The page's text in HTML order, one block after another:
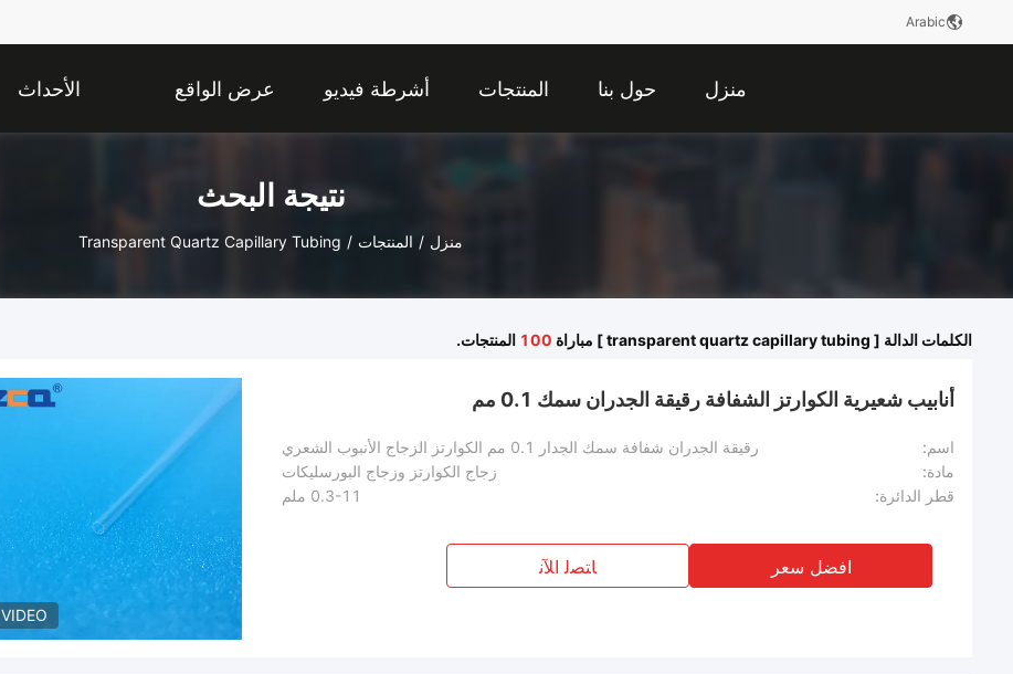
Arabic
منزل حول بنا المنتجات أشرطة فيديو عرض الواقع
الافتراضي
الأحداث
نتيجة البحث
منزل / المنتجات /
Transparent Quartz Capillary Tubing
الكلمات الدالة [ transparent quartz capillary tubing ] مباراة 100 المنتجات.
VIDEO
أنابيب شعيرية الكوارتز الشفافة رقيقة الجدران سمك 0.1 مم
اسم:
رقيقة الجدران شفافة سمك الجدار 0.1 مم الكوارتز الزجاج الأنبوب الشعري
مادة:
زجاج الكوارتز وزجاج البورسليكات
قطر الدائرة:
0.3-11 ملم
افضل سعر ﺎﺘﺼﻟ ﺍﻶﻧ